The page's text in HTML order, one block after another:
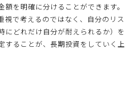
額を明確に分けることができます。
視で考えるのではなく、自分のリス
にどれだけ自分が耐えられるか）を
することが、長期投資をしていく上